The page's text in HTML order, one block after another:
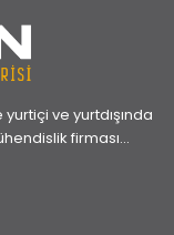
ve yurtdışında
firması...